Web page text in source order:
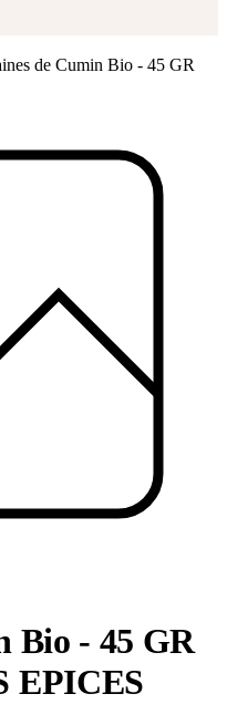
de Cumin Bio - 45 GR
Bio - 45 GR
EPICES